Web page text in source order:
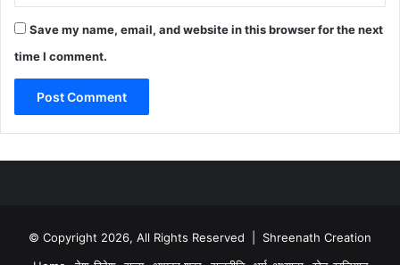
Save my name, email, and website in this browser for the next
time I comment.
© Copyright 2026, All Rights Reserved | Shreenath Creation